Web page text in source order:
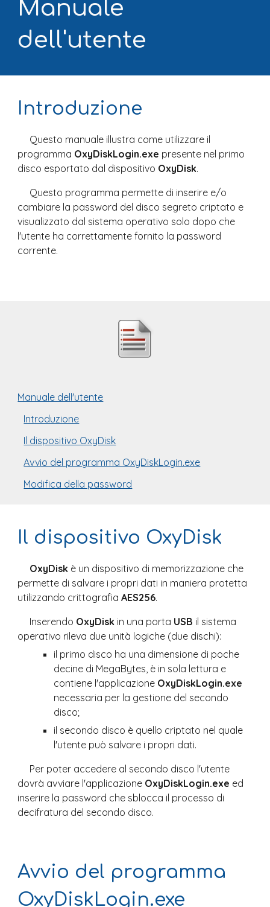
Manuale
dell'utente
Introduzione
Questo manuale illustra come utilizzare il
programma OxyDiskLogin.exe presente nel primo
disco esportato dal dispositivo OxyDisk.
Questo programma permette di inserire e/o
cambiare la password del disco segreto criptato e
visualizzato dal sistema operativo solo dopo che
l'utente ha correttamente fornito la password
corrente.
Manuale dell'utente
Introduzione
Il dispositivo OxyDisk
Avvio del programma OxyDiskLogin.exe
Modifica della password
Il dispositivo OxyDisk
OxyDisk è un dispositivo di memorizzazione che
permette di salvare i propri dati in maniera protetta
utilizzando crittografia AES256.
Inserendo OxyDisk in una porta USB il sistema
operativo rileva due unità logiche (due dischi):
il primo disco ha una dimensione di poche
decine di MegaBytes, è in sola lettura e
contiene l'applicazione OxyDiskLogin.exe
necessaria per la gestione del secondo
disco;
il secondo disco è quello criptato nel quale
l'utente può salvare i propri dati.
Per poter accedere al secondo disco l'utente
dovrà avviare l'applicazione OxyDiskLogin.exe ed
inserire la password che sblocca il processo di
decifratura del secondo disco.
Avvio del programma
OxyDiskLogin.exe